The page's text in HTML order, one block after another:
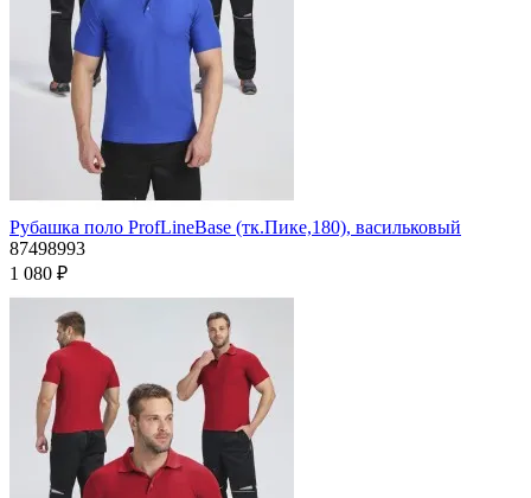
Рубашка поло ProfLineBase (тк.Пике,180), васильковый
87498993
1 080 ₽